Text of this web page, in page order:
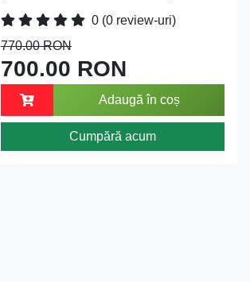
0 (0 review-uri)
770.00 RON
700.00 RON
Adaugă în coș
Cumpără acum